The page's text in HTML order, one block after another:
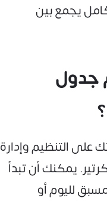
يجمع بين
جدول
على التنظيم وإدارة
يمكنك أن تبدأ
لليوم أو